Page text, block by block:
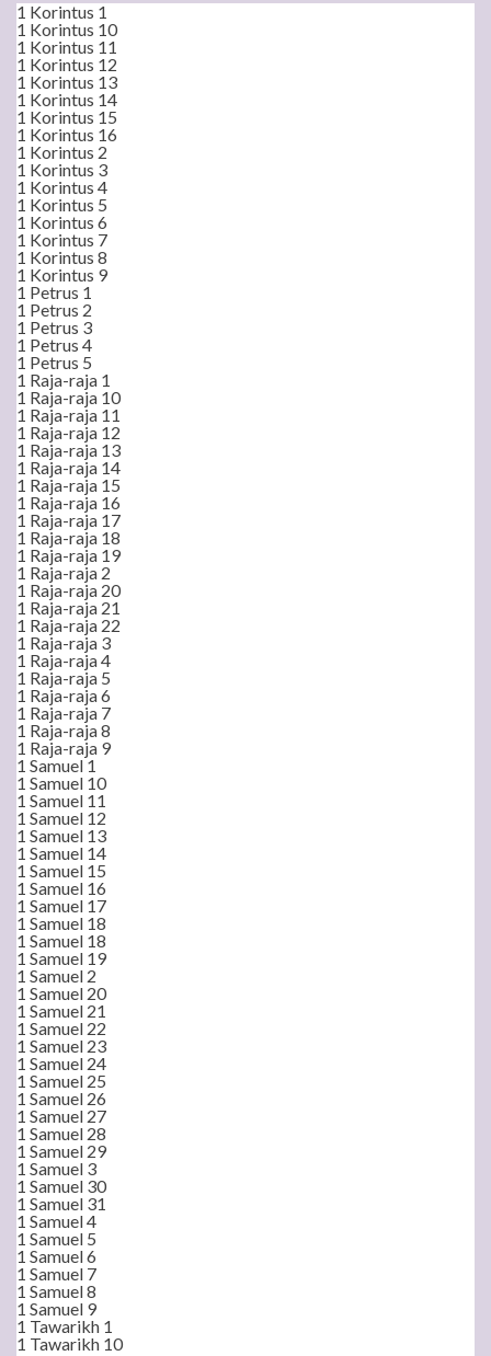
1 Korintus 1
1 Korintus 10
1 Korintus 11
1 Korintus 12
1 Korintus 13
1 Korintus 14
1 Korintus 15
1 Korintus 16
1 Korintus 2
1 Korintus 3
1 Korintus 4
1 Korintus 5
1 Korintus 6
1 Korintus 7
1 Korintus 8
1 Korintus 9
1 Petrus 1
1 Petrus 2
1 Petrus 3
1 Petrus 4
1 Petrus 5
1 Raja-raja 1
1 Raja-raja 10
1 Raja-raja 11
1 Raja-raja 12
1 Raja-raja 13
1 Raja-raja 14
1 Raja-raja 15
1 Raja-raja 16
1 Raja-raja 17
1 Raja-raja 18
1 Raja-raja 19
1 Raja-raja 2
1 Raja-raja 20
1 Raja-raja 21
1 Raja-raja 22
1 Raja-raja 3
1 Raja-raja 4
1 Raja-raja 5
1 Raja-raja 6
1 Raja-raja 7
1 Raja-raja 8
1 Raja-raja 9
1 Samuel 1
1 Samuel 10
1 Samuel 11
1 Samuel 12
1 Samuel 13
1 Samuel 14
1 Samuel 15
1 Samuel 16
1 Samuel 17
1 Samuel 18
1 Samuel 18
1 Samuel 19
1 Samuel 2
1 Samuel 20
1 Samuel 21
1 Samuel 22
1 Samuel 23
1 Samuel 24
1 Samuel 25
1 Samuel 26
1 Samuel 27
1 Samuel 28
1 Samuel 29
1 Samuel 3
1 Samuel 30
1 Samuel 31
1 Samuel 4
1 Samuel 5
1 Samuel 6
1 Samuel 7
1 Samuel 8
1 Samuel 9
1 Tawarikh 1
1 Tawarikh 10